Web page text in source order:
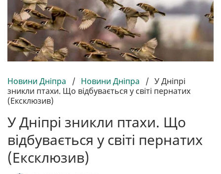
Новини Дніпра / Новини Дніпра / У Дніпрі
зникли птахи. Що відбувається у світі пернатих
(Ексклюзив)
У Дніпрі зникли птахи. Що
відбувається у світі пернатих
(Ексклюзив)